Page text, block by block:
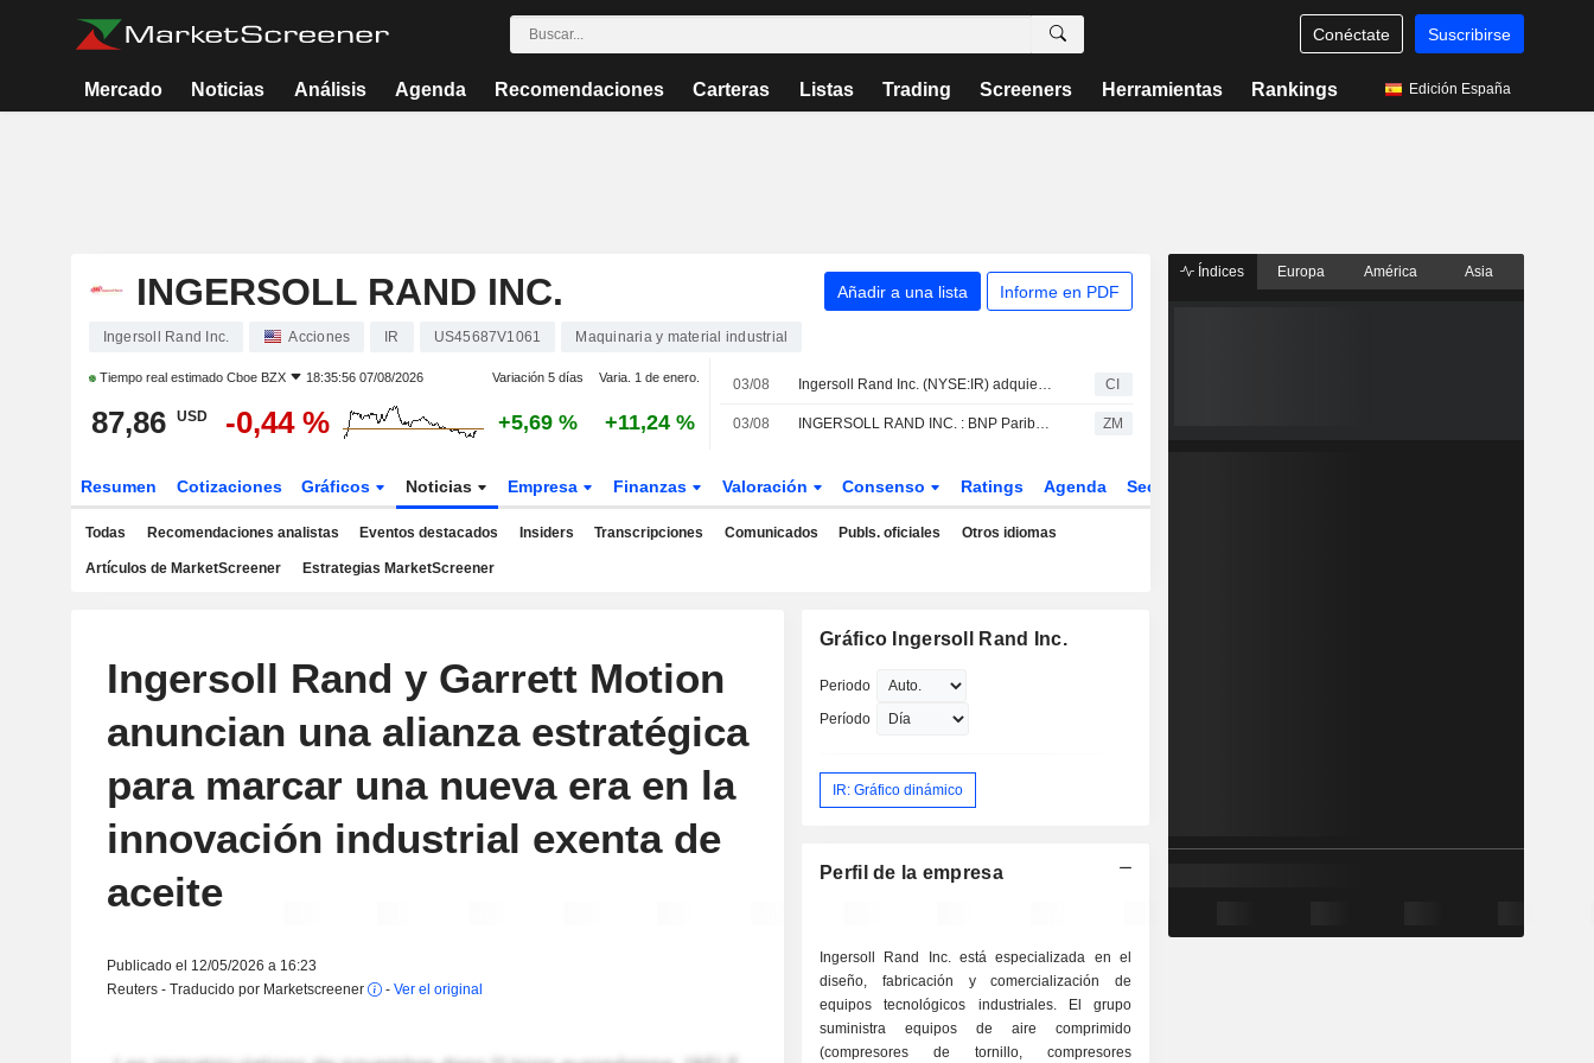
Conéctate Suscribirse
Mercado Noticias Análisis Agenda Recomendaciones Carteras Listas Trading Screeners Herramientas Rankings Edición España
INGERSOLL RAND INC. Añadir a una lista Informe en PDF
Ingersoll Rand Inc. Acciones IR US45687V1061 Maquinaria y material industrial
Tiempo real estimado Cboe BZX 18:35:56 07/08/2026 Variación 5 días Varia. 1 de enero.
87,86 USD -0,44 % +5,69 % +11,24 %
03/08 Ingersoll Rand Inc. (NYSE:IR) adquiere Lone Star Blower, Inc. CI
03/08 INGERSOLL RAND INC. : BNP Paribas da una recomendación neutral ZM
Resumen Cotizaciones Gráficos Noticias Empresa Finanzas Valoración Consenso Ratings Agenda Sector
Todas Recomendaciones analistas Eventos destacados Insiders Transcripciones Comunicados Publs. oficiales Otros idiomas
Artículos de MarketScreener Estrategias MarketScreener
Ingersoll Rand y Garrett Motion
anuncian una alianza estratégica
para marcar una nueva era en la
innovación industrial exenta de
aceite
Publicado el 12/05/2026 a 16:23
Reuters - Traducido por Marketscreener
- Ver el original
Gráfico Ingersoll Rand Inc.
Periodo
Período
IR: Gráfico dinámico
Perfil de la empresa
Ingersoll Rand Inc. está especializada en el
diseño, fabricación y comercialización de
equipos tecnológicos industriales. El grupo
suministra equipos de aire comprimido
(compresores de tornillo, compresores
Índices Europa América Asia